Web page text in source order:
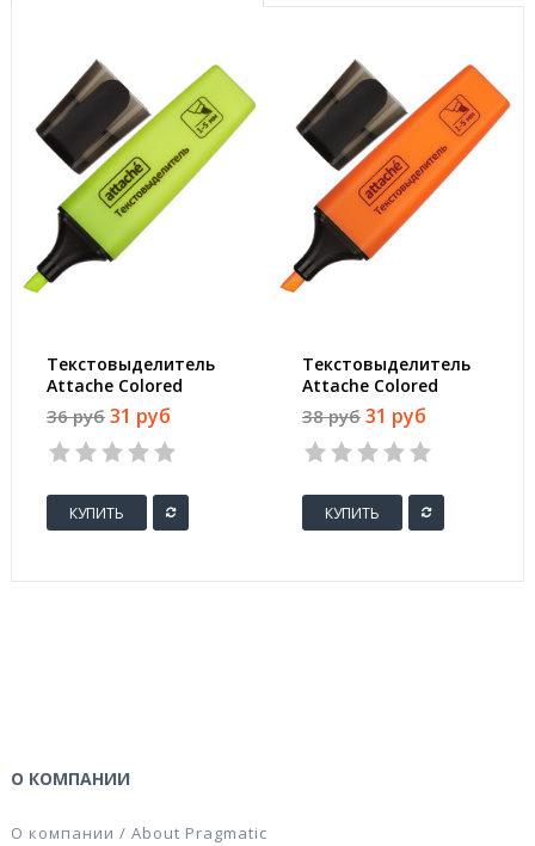
Текстовыделитель
Attache Colored
желтый (толщина
линии 1-5 мм)
36 руб 31 руб
КУПИТЬ
Текстовыделитель
Attache Colored
оранжевый
(толщина линии 1-5
мм)
38 руб 31 руб
КУПИТЬ
О КОМПАНИИ
О компании / About Pragmatic